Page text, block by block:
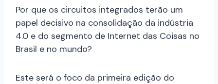
Por que os circuitos integrados terão um
papel decisivo na consolidação da indústria
4.0 e do segmento de Internet das Coisas no
Brasil e no mundo?
Este será o foco da primeira edição do